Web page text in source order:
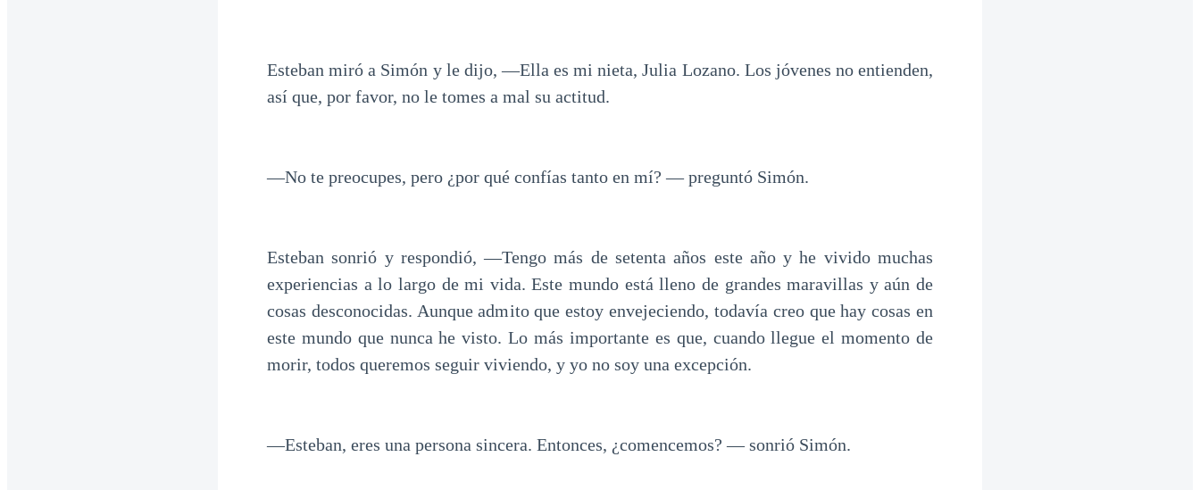
Esteban miró a Simón y le dijo, —Ella es mi nieta, Julia Lozano. Los jóvenes no entienden,
así que, por favor, no le tomes a mal su actitud.
—No te preocupes, pero ¿por qué confías tanto en mí? — preguntó Simón.
Esteban sonrió y respondió, —Tengo más de setenta años este año y he vivido muchas
experiencias a lo largo de mi vida. Este mundo está lleno de grandes maravillas y aún de
cosas desconocidas. Aunque admito que estoy envejeciendo, todavía creo que hay cosas en
este mundo que nunca he visto. Lo más importante es que, cuando llegue el momento de
morir, todos queremos seguir viviendo, y yo no soy una excepción.
—Esteban, eres una persona sincera. Entonces, ¿comencemos? — sonrió Simón.